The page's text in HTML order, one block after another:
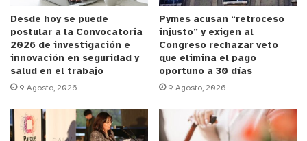
El parlamentario de RN agregó que ”la liviandad
con la que exhibe el arma y realiza la amenaza es
alarmante y da cuenta del clima de impunidad ante
el porte y uso de este tipo de elementos
actualmente, en un contexto marcado por una
crisis de seguridad que estamos viendo en Chile
donde la violencia, las armas y el crimen
Desde hoy se puede
postular a la Convocatoria
2026 de investigación e
innovación en seguridad y
salud en el trabajo
9 Agosto, 2026
Pymes acusan “retroceso
injusto” y exigen al
Congreso rechazar veto
que elimina el pago
oportuno a 30 días
9 Agosto, 2026